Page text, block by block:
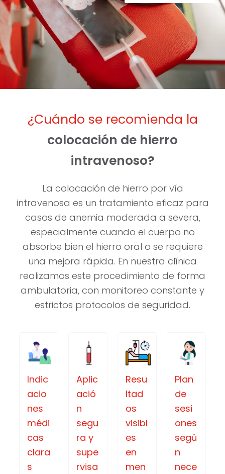
¿Cuándo se recomienda la
colocación de hierro
intravenoso?
La colocación de hierro por vía
intravenosa es un tratamiento eficaz para
casos de anemia moderada a severa,
especialmente cuando el cuerpo no
absorbe bien el hierro oral o se requiere
una mejora rápida. En nuestra clínica
realizamos este procedimiento de forma
ambulatoria, con monitoreo constante y
estrictos protocolos de seguridad.
Indic
acio
nes
médi
cas
clara
s
Aplic
ació
n
segu
ra y
supe
rvisa
Resu
ltad
os
visibl
es
en
men
Plan
de
sesi
ones
segú
n
nece